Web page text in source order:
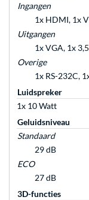
Ingangen
1x HDMI, 1x
Uitgangen
1x VGA, 1x
Overige
1x RS-232C,
Luidspreker
1x 10 Watt
Geluidsniveau
Standaard
29 dB
ECO
27 dB
3D-functies